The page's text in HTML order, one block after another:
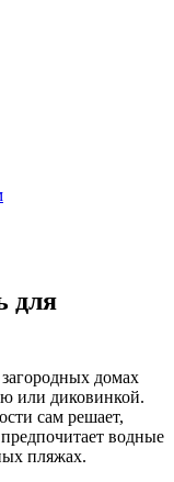
для
домах
или диковинкой.
сам решает,
водные
пляжах.